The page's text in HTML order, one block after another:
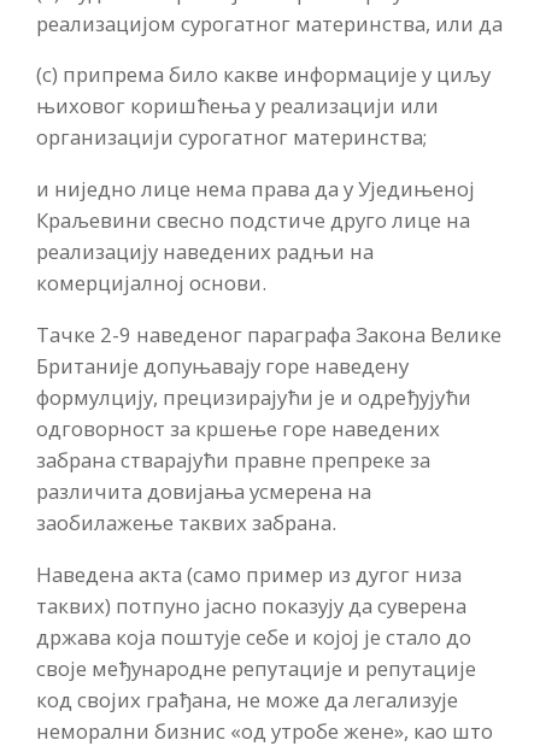
реализацијом сурогатног материнства, или да
(с) припрема било какве информације у циљу
њиховог коришћења у реализацији или
организацији сурогатног материнства;
и ниједно лице нема права да у Уједињеној
Краљевини свесно подстиче друго лице на
реализацију наведених радњи на
комерцијалној основи.
Тачке 2-9 наведеног параграфа Закона Велике
Британије допуњавају горе наведену
формулцију, прецизирајући је и одређујући
одговорност за кршење горе наведених
забрана стварајући правне препреке за
различита довијања усмерена на
заобилажење таквих забрана.
Наведена акта (само пример из дугог низа
таквих) потпуно јасно показују да суверена
држава која поштује себе и којој је стало до
своје међународне репутације и репутације
код својих грађана, не може да легализује
неморални бизнис «од утробе жене», као што